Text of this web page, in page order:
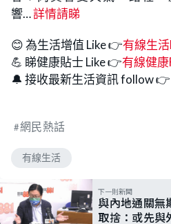
響…詳情請睇
😊 為生活增值 Like 👉有線生活
💪 睇健康貼士 Like 👉有線健康
🔔 接收最新生活資訊 follow 👉
網民熱話
有線生活
下一則新聞
與內地通關
取捨：或先與